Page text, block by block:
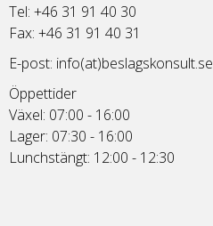
Tel: +46 31 91 40 30
Fax: +46 31 91 40 31
E-post: info(at)beslagskonsult.se
Öppettider
Växel: 07:00 - 16:00
Lager: 07:30 - 16:00
Lunchstängt: 12:00 - 12:30